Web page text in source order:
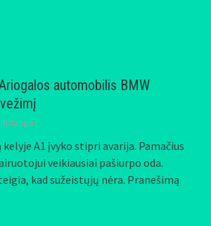
automobilis BMW
A1 įvyko stipri avarija. Pamačius
veikiausiai pašiurpo oda.
kad sužeistųjų nėra. Pranešimą